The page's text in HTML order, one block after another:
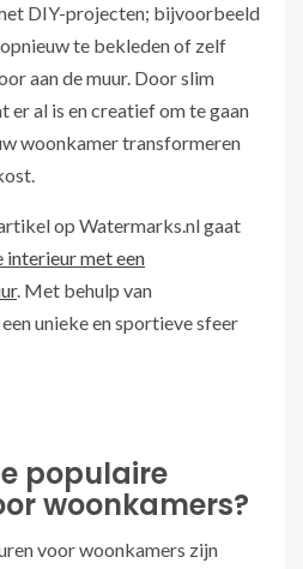
DIY-projecten; bijvoorbeeld
te bekleden of zelf
aan de muur. Door slim
er al is en creatief om te gaan
woonkamer transformeren
op Watermarks.nl gaat
interieur met een
. Met behulp van
unieke en sportieve sfeer
populaire
woonkamers?
voor woonkamers zijn